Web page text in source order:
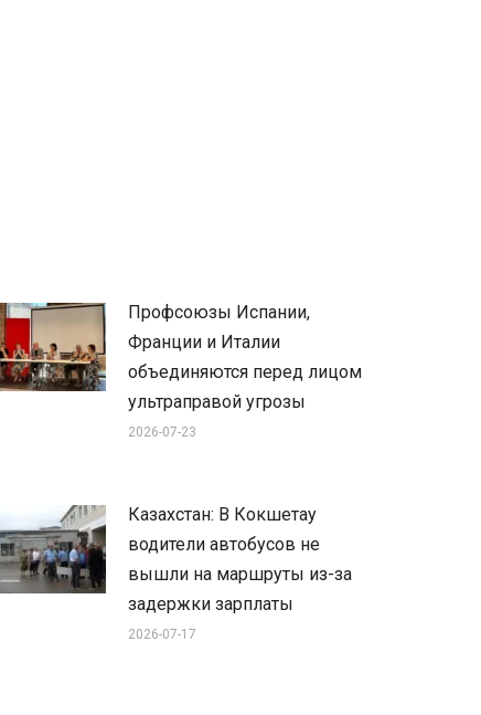
Профсоюзы Испании,
Франции и Италии
объединяются перед лицом
ультраправой угрозы
2026-07-23
Казахстан: В Кокшетау
водители автобусов не
вышли на маршруты из-за
задержки зарплаты
2026-07-17